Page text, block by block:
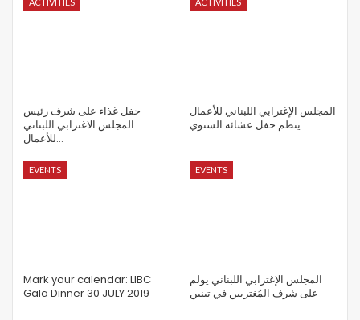
ACTIVITIES
حفل غذاء على شرف رئيس
المجلس الاغترابي اللبناني
للأعمال…
ACTIVITIES
المجلس الإغترابي اللبناني للأعمال
ينظم حفل عشائه السنوي
EVENTS
Mark your calendar: LIBC
Gala Dinner 30 JULY 2019
EVENTS
المجلس الإغترابي اللبناني يولم
على شرف المُغتربين في تبنين